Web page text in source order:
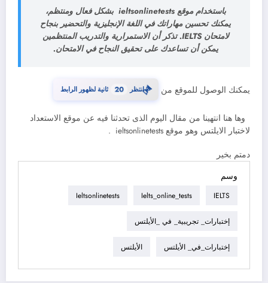
باستخدام موقع ieltsonlinetests بشكل فعال ومنتظم،
يمكنك تحسين مهاراتك في اللغة الإنجليزية والتحضير بنجاح
لامتحان IELTS. تذكر أن الاستمرارية والتدريب المنتظمين
يمكن أن تساعدك على تحقيق النجاح في الامتحان.
يمكنك الوصول للموقع من ⏳انتظر 20 ثانية لظهور الرابط
وها هنا انتهينا من مقال اليوم الذى تحدثنا فيه عن موقع الاستعداد
لاختبار الايلتس وهو موقع ieltsonlinetests .
دمتم بخير
وسم
IELTS
Ielts_online_tests
Ieltsonlinetests
إختبارات_ تجريبية_ في _الأيلتس
إختبارات_في_ الأيلتس الأيلتس